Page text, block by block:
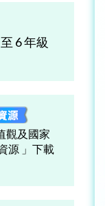
6 年級
觀及國家
源 」下載